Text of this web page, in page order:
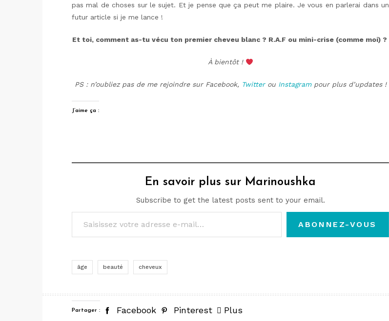
pas mal de choses sur le sujet. Et je pense que ça peut me plaire. Je vous en parlerai dans un
futur article si je me lance !
Et toi, comment as-tu vécu ton premier cheveu blanc ? R.A.F ou mini-crise (comme moi) ?
À bientôt !
PS : n’oubliez pas de me rejoindre sur Facebook, Twitterou Instagrampour plus d’updates !
J’aime ça :
En savoir plus sur Marinoushka
Subscribe to get the latest posts sent to your email.
Saisissez votre adresse e-mail…
ABONNEZ-VOUS
âge beauté cheveux
Partager : Facebook Pinterest Plus